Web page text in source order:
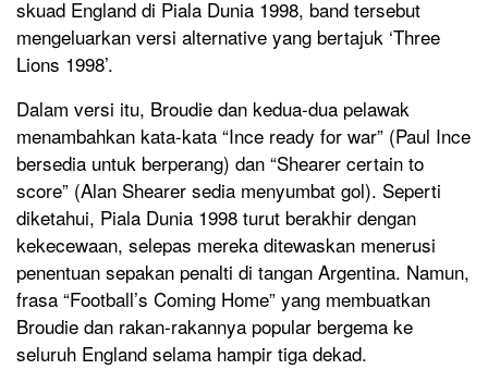
skuad England di Piala Dunia 1998, band tersebut
mengeluarkan versi alternative yang bertajuk ‘Three
Lions 1998’.
Dalam versi itu, Broudie dan kedua-dua pelawak
menambahkan kata-kata “Ince ready for war” (Paul Ince
bersedia untuk berperang) dan “Shearer certain to
score” (Alan Shearer sedia menyumbat gol). Seperti
diketahui, Piala Dunia 1998 turut berakhir dengan
kekecewaan, selepas mereka ditewaskan menerusi
penentuan sepakan penalti di tangan Argentina. Namun,
frasa “Football’s Coming Home” yang membuatkan
Broudie dan rakan-rakannya popular bergema ke
seluruh England selama hampir tiga dekad.